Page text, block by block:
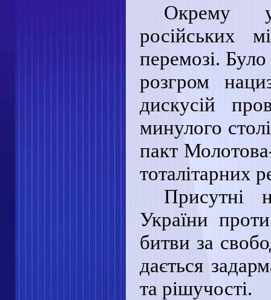
Окрему
російських
перемозі.
розгром
дискусій
минулого
пакт
тоталітарних
Присутні
України
битви за
дається
та рішучості.